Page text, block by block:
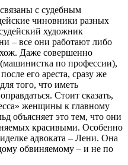
с судебным
чиновники разных
художник
– все они работают либо
Даже совершенно
по профессии),
его ареста, сразу же
того, что иметь
Стоит сказать,
женщины к главному
объясняет это тем, что они
красивыми. Особенно
адвоката – Лени. Она
обвиняемому – и не по